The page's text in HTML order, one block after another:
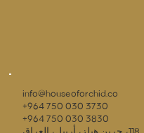
info@houseoforchid.co
+964 750 030 3730
+964 750 030 3830